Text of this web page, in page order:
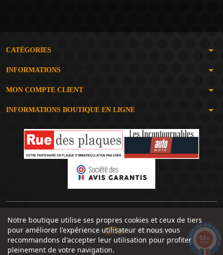
CATÉGORIES arrow_drop_down
INFORMATIONS arrow_drop_down
MON COMPTE CLIENT arrow_drop_down
INFORMATIONS BOUTIQUE EN LIGNE arrow_drop_down
Notre boutique utilise ses propres cookies et ceux de tiers
pour améliorer l'expérience utilisateur et nous vous
recommandons d'accepter leur utilisation pour profiter
pleinement de votre navigation.
Un site réalisé avec par SERIOUSWEB
9.2/10
1491 avis